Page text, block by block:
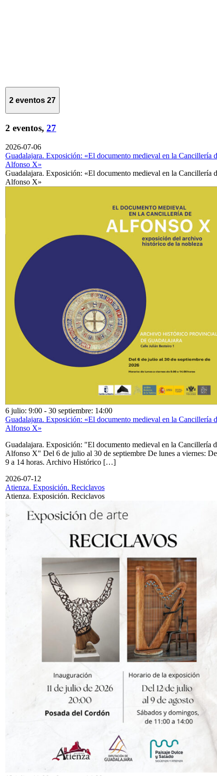
2 eventos 27
2 eventos, 27
2026-07-06
Guadalajara. Exposición: «El documento medieval en la Cancillería
Alfonso X»
Guadalajara. Exposición: «El documento medieval en la Cancillería
Alfonso X»
6 julio: 9:00 - 30 septiembre: 14:00
Guadalajara. Exposición: «El documento medieval en la Cancillería
Alfonso X»
Guadalajara. Exposición: "El documento medieval en la Cancillería
Alfonso X" Del 6 de julio al 30 de septiembre De lunes a viernes: De
9 a 14 horas. Archivo Histórico […]
2026-07-12
Atienza. Exposición. Reciclavos
Atienza. Exposición. Reciclavos